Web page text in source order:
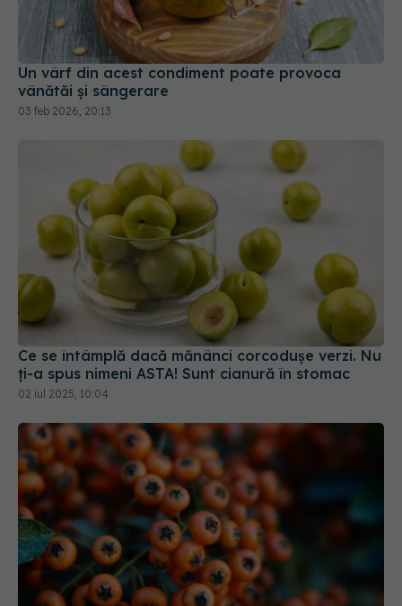
Un vârf din acest condiment poate provoca
vânătăi și sângerare
03 feb 2026, 20:13
Ce se întâmplă dacă mănânci corcodușe verzi. Nu
ți-a spus nimeni ASTA! Sunt cianură în stomac
02 iul 2025, 10:04
Planta considerată "bomba" de Omega 3-6-7-9.